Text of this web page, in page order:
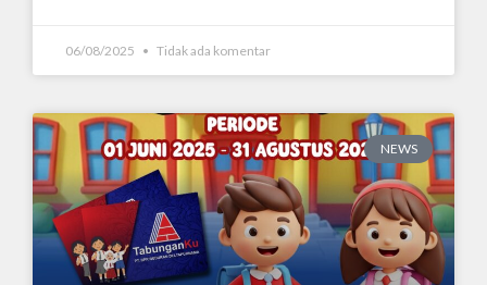
06/08/2025 Tidak ada komentar
NEWS